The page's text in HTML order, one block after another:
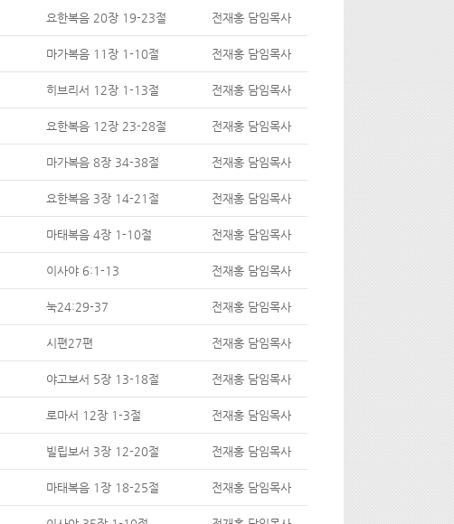
요한복음 20장 19-23절 전재홍 담임목사
마가복음 11장 1-10절 전재홍 담임목사
히브리서 12장 1-13절 전재홍 담임목사
요한복음 12장 23-28절 전재홍 담임목사
마가복음 8장 34-38절 전재홍 담임목사
요한복음 3장 14-21절 전재홍 담임목사
마태복음 4장 1-10절 전재홍 담임목사
이사야 6:1-13 전재홍 담임목사
눅24:29-37 전재홍 담임목사
시편27편 전재홍 담임목사
야고보서 5장 13-18절 전재홍 담임목사
로마서 12장 1-3절 전재홍 담임목사
빌립보서 3장 12-20절 전재홍 담임목사
마태복음 1장 18-25절 전재홍 담임목사